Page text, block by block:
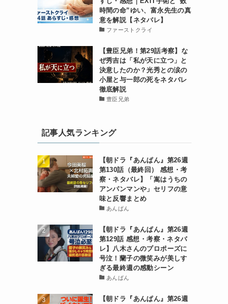
時間の命”ゆい、富永先生の真
意を解説【ネタバレ】
ファーストクライ
【豊臣兄弟！第29話考察】な
ぜ秀吉は「私が天に立つ」と
決意したのか？光秀との涙の
小屋と与一郎の死をネタバレ
徹底解説
豊臣兄弟
記事人気ランキング
【朝ドラ『あんぱん』第26週
第130話（最終回） 感想・考
察・ネタバレ】「嵩はうちの
アンパンマンや」セリフの意
味と反響まとめ
あんぱん
【朝ドラ『あんぱん』第26週
第129話 感想・考察・ネタバ
レ】八木さんのプロポーズに
号泣！蘭子の微笑みが美しす
ぎる最終週の感動シーン
あんぱん
【朝ドラ『あんぱん』第26週